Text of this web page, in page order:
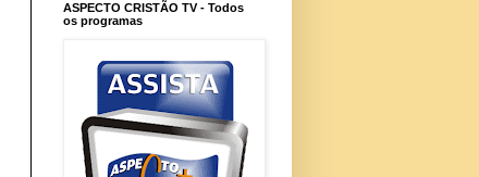
ASPECTO CRISTÃO TV - Todos
os programas